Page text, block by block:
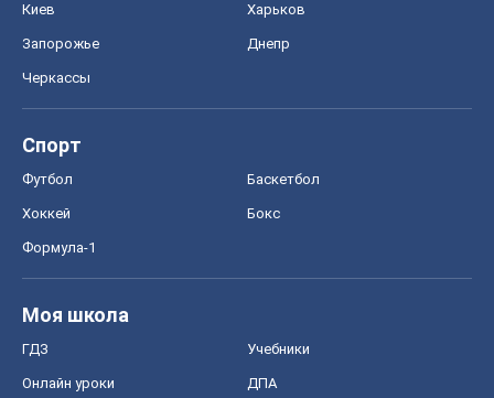
Киев Харьков
Запорожье Днепр
Черкассы
Спорт
Футбол Баскетбол
Хоккей Бокс
Формула-1
Моя школа
ГДЗ Учебники
Онлайн уроки ДПА